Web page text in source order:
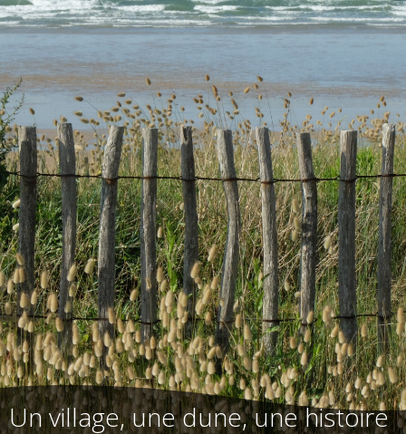
Un village, une dune, une histoire